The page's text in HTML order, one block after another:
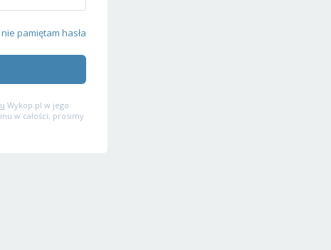
nie pamiętam hasła
Wykop.pl w jego
w całości, prosimy